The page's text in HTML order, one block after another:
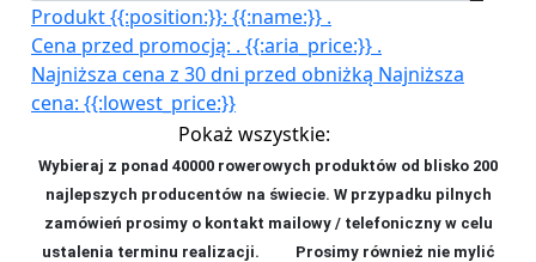
Produkt {{:position:}}: {{:name:}} .
Cena przed promocją: . {{:aria_price:}} .
Najniższa cena z 30 dni przed obniżką Najniższa
cena: {{:lowest_price:}}
Pokaż wszystkie:
Wybieraj z ponad 40000 rowerowych produktów od blisko 200
najlepszych producentów na świecie. W przypadku pilnych
zamówień prosimy o kontakt mailowy / telefoniczny w celu
ustalenia terminu realizacji. Prosimy również nie mylić